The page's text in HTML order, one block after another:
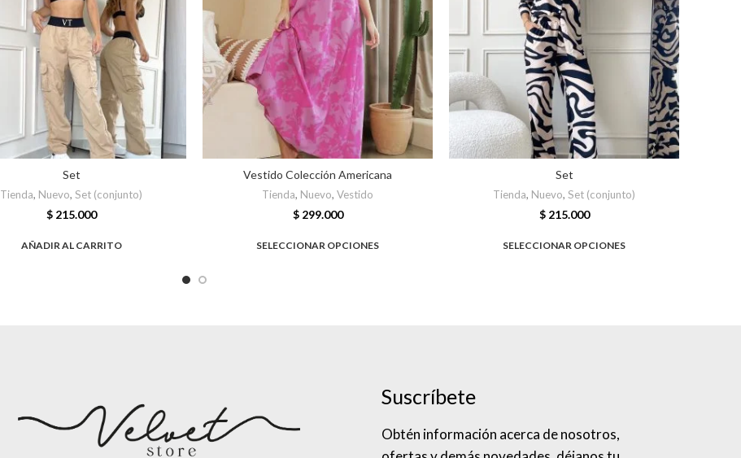
Set
Tienda, Nuevo, Set (conjunto)
$215.000
AÑADIR AL CARRITO
Vestido Colección Americana
Tienda, Nuevo, Vestido
$299.000
SELECCIONAR OPCIONES
Set
Tienda, Nuevo, Set (conjunto)
$215.000
SELECCIONAR OPCIONES
Suscríbete
Obtén información acerca de nosotros,